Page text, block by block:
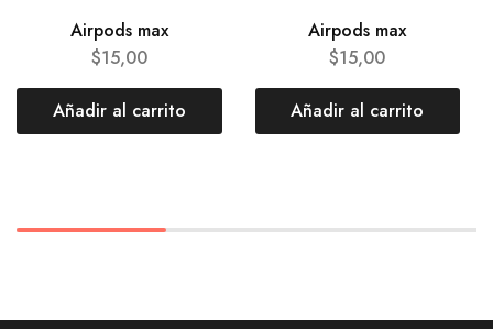
Airpods max
$15,00
Añadir al carrito
Airpods max
$15,00
Añadir al carrito